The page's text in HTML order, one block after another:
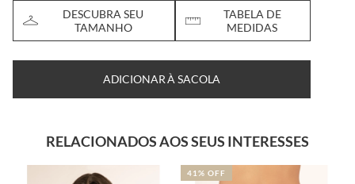
DESCUBRA SEU
TAMANHO
TABELA DE
MEDIDAS
ADICIONAR À SACOLA
RELACIONADOS AOS SEUS INTERESSES
41% OFF